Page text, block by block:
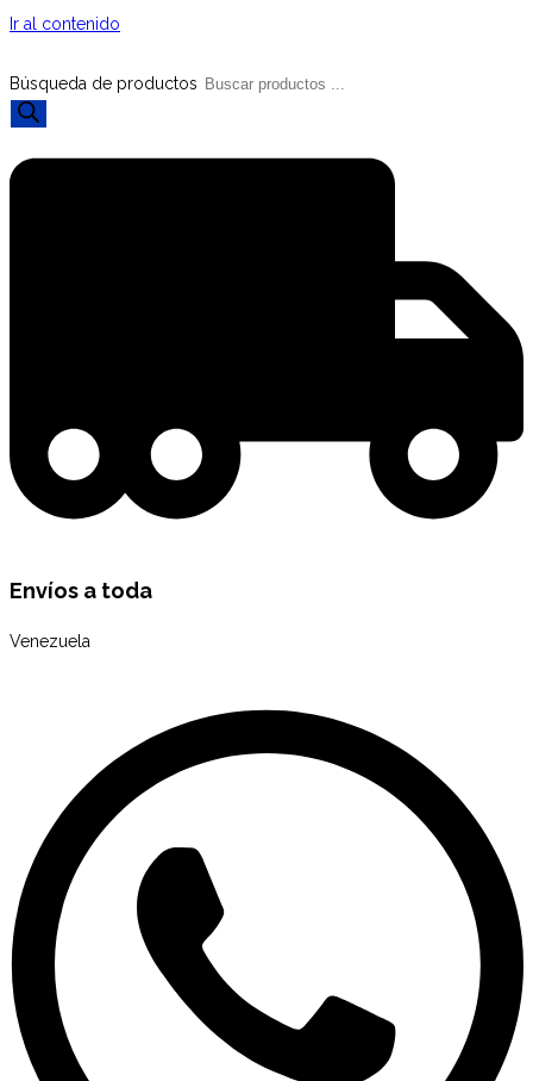
Ir al contenido
Búsqueda de productos
Envíos a toda
Venezuela